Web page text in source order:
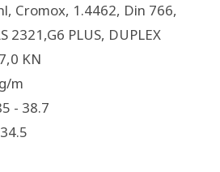
Cromox, 1.4462, Din 766,
2321,G6 PLUS, DUPLEX
KN
m
- 38.7